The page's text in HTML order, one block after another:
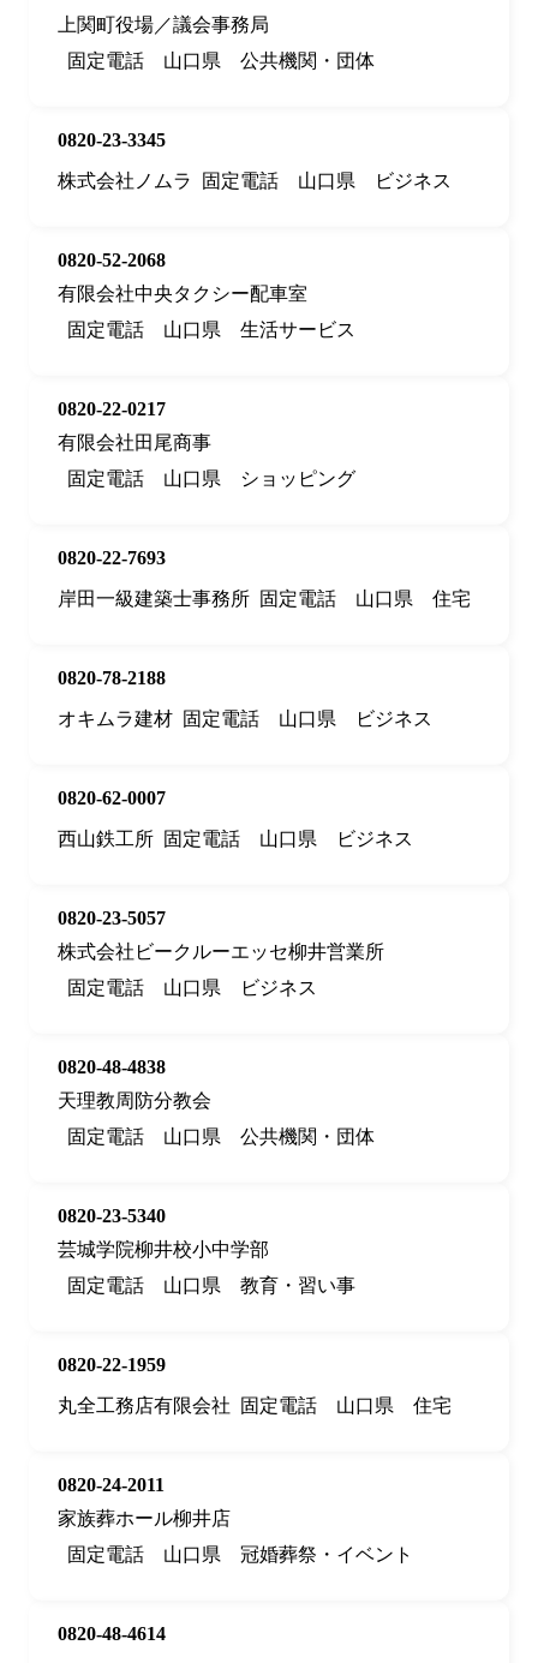
上関町役場／議会事務局
固定電話
山口県 公共機関・団体
0820-23-3345
株式会社ノムラ
固定電話 山口県 ビジネス
0820-52-2068
有限会社中央タクシー配車室
固定電話
山口県 生活サービス
0820-22-0217
有限会社田尾商事
固定電話
山口県 ショッピング
0820-22-7693
岸田一級建築士事務所 固定電話 山口県 住宅
0820-78-2188
オキムラ建材 固定電話 山口県 ビジネス
0820-62-0007
西山鉄工所 固定電話 山口県 ビジネス
0820-23-5057
株式会社ビークルーエッセ柳井営業所
固定電話
山口県 ビジネス
0820-48-4838
天理教周防分教会
固定電話
山口県 公共機関・団体
0820-23-5340
芸城学院柳井校小中学部
固定電話
山口県 教育・習い事
0820-22-1959
丸全工務店有限会社
固定電話 山口県 住宅
0820-24-2011
家族葬ホール柳井店
固定電話
山口県 冠婚葬祭・イベント
0820-48-4614